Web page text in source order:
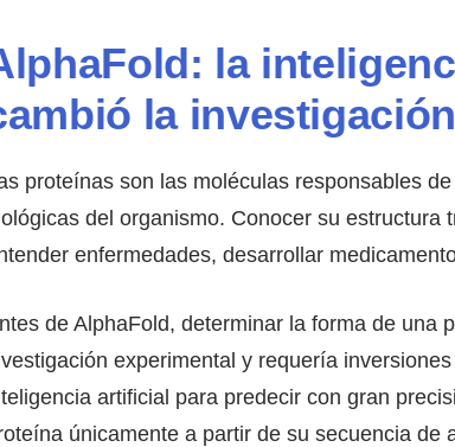
la
la
proteínas son las moléculas responsables
del organismo. Conocer su estructura
enfermedades, desarrollar
de AlphaFold, determinar la forma de una
experimental y requería
artificial para predecir con gran
únicamente a partir de su secuencia de